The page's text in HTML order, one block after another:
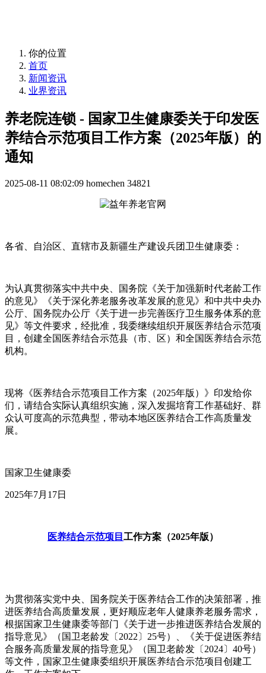
你的位置
首页
新闻资讯
业界资讯
养老院连锁 - 国家卫生健康委关于印发医
养结合示范项目工作方案（2025年版）的
通知
2025-08-11 08:02:09 homechen 34821
各省、自治区、直辖市及新疆生产建设兵团卫生健康委：
为认真贯彻落实中共中央、国务院《关于加强新时代老龄工作
的意见》《关于深化养老服务改革发展的意见》和中共中央办
公厅、国务院办公厅《关于进一步完善医疗卫生服务体系的意
见》等文件要求，经批准，我委继续组织开展医养结合示范项
目，创建全国医养结合示范县（市、区）和全国医养结合示范
机构。
现将《医养结合示范项目工作方案（2025年版）》印发给你
们，请结合实际认真组织实施，深入发掘培育工作基础好、群
众认可度高的示范典型，带动本地区医养结合工作高质量发
展。
国家卫生健康委
2025年7月17日
医养结合示范项目 工作方案（2025年版）
为贯彻落实党中央、国务院关于医养结合工作的决策部署，推
进医养结合高质量发展，更好顺应老年人健康养老服务需求，
根据国家卫生健康委等部门《关于进一步推进医养结合发展的
指导意见》（国卫老龄发〔2022〕25号）、《关于促进医养结
合服务高质量发展的指导意见》（国卫老龄发〔2024〕40号）
等文件，国家卫生健康委组织开展医养结合示范项目创建工